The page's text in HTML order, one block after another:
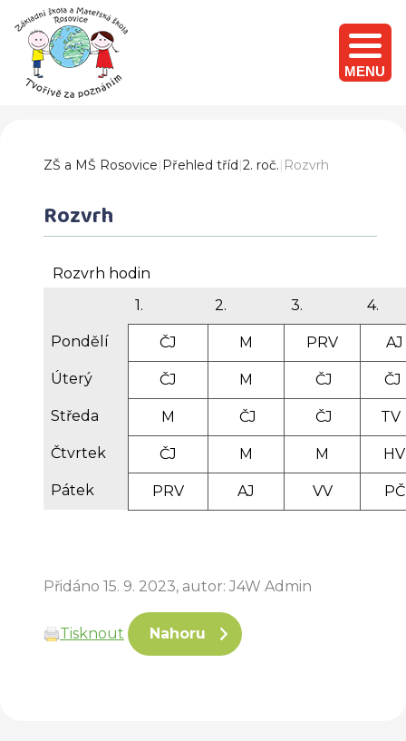
MENU
ZŠ a MŠ Rosovice| Přehled tříd|2. roč.| Rozvrh
Rozvrh
Rozvrh hodin
1.
2. 3. 4.
Pondělí ČJ M PRV AJ
Úterý ČJ M ČJ
Středa M ČJ ČJ
Čtvrtek ČJ M M HV
Pátek PRV AJ VV PČ
Přidáno 15. 9. 2023, autor: J4W Admin
Tisknout Nahoru